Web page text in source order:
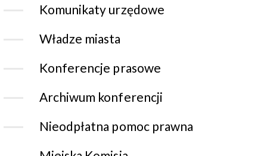
Komunikaty urzędowe
Władze miasta
Konferencje prasowe
Archiwum konferencji
Nieodpłatna pomoc prawna